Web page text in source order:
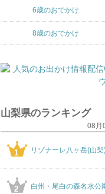
6歳のおでかけ
8歳のおでかけ
山梨県のランキング
08月
1 リゾナーレ八ヶ岳(山梨
2 白州・尾白の森名水公